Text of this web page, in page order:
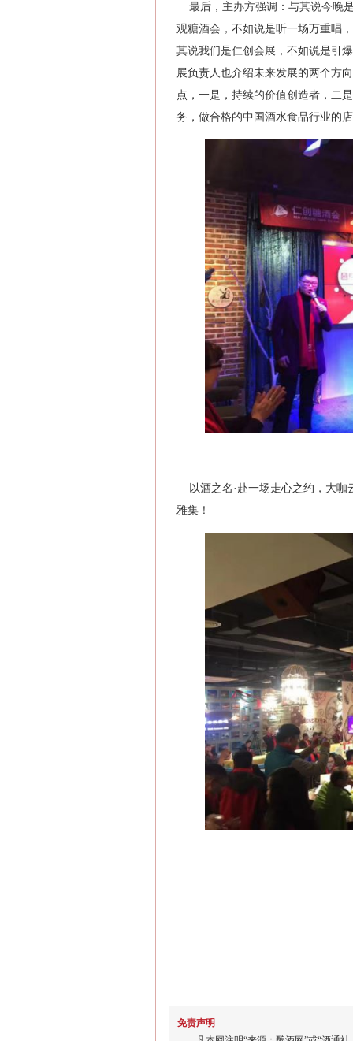
最后，主办方强调：与其说今晚
观糖酒会，不如说是听一场万重唱
其说我们是仁创会展，不如说是引
展负责人也介绍未来发展的两个方
点，一是，持续的价值创造者，二
务，做合格的中国酒水食品行业的
以酒之名·赴一场走心之约，大咖
雅集！
免责声明